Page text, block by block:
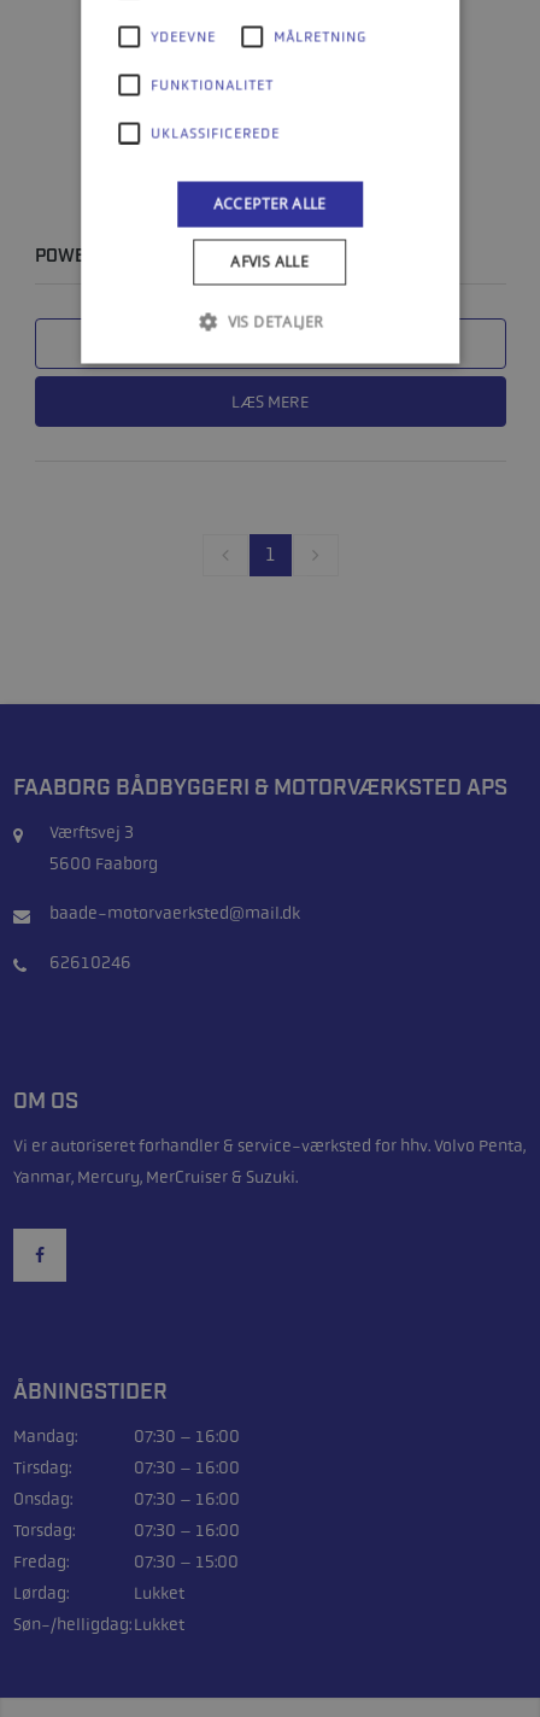
POWER TRIM OG STYRETØJS OLIE - 946 ML
LÆS MERE
1
FAABORG BÅDBYGGERI & MOTORVÆRKSTED APS
Værftsvej 3
5600 Faaborg
baade-motorvaerksted@mail.dk
62610246
OM OS
Vi er autoriseret forhandler & service-værksted for hhv. Volvo Penta,
Yanmar, Mercury, MerCruiser & Suzuki.
ÅBNINGSTIDER
Mandag:
07:30 – 16:00
Tirsdag:
07:30 – 16:00
Onsdag:
07:30 – 16:00
Torsdag:
07:30 – 16:00
Fredag:
07:30 – 15:00
Lørdag:
Lukket
Søn-/helligdag:Lukket
YDEEVNE MÅLRETNING
FUNKTIONALITET
UKLASSIFICEREDE
ACCEPTER ALLE
AFVIS ALLE
VIS DETALJER